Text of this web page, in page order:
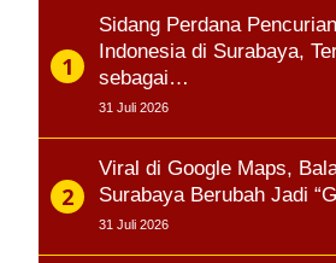
Sidang Perdana
Indonesia di Surabaya,
sebagai…
31 Juli 2026
Viral di Google Maps,
Surabaya Berubah Jadi
31 Juli 2026